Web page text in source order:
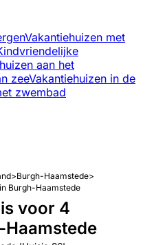
Vakantiehuizen met
aan het
zeeVakantiehuizen in de
zwembad
>Burgh-Haamstede>
Burgh-Haamstede
voor 4